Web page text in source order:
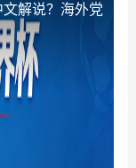
解说？海外党